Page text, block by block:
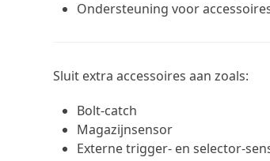
Ondersteuning voor
Sluit extra accessoires aan zoals:
Bolt-catch
Magazijnsensor
Externe trigger- en selector-